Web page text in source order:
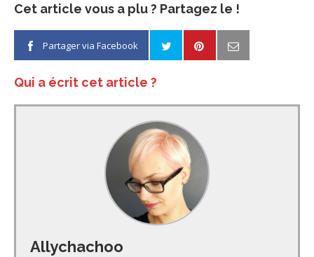
Cet article vous a plu ? Partagez le !
Partager via Facebook
Qui a écrit cet article ?
Allychachoo